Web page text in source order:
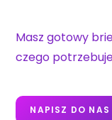
Masz gotowy
czego
NAPISZ DO NAS